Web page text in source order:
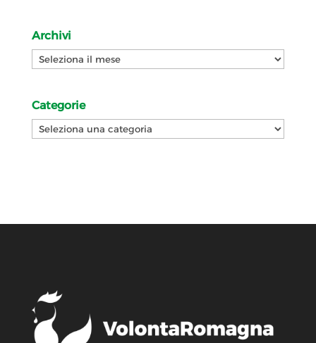
Archivi
Archivi
Categorie
Categorie